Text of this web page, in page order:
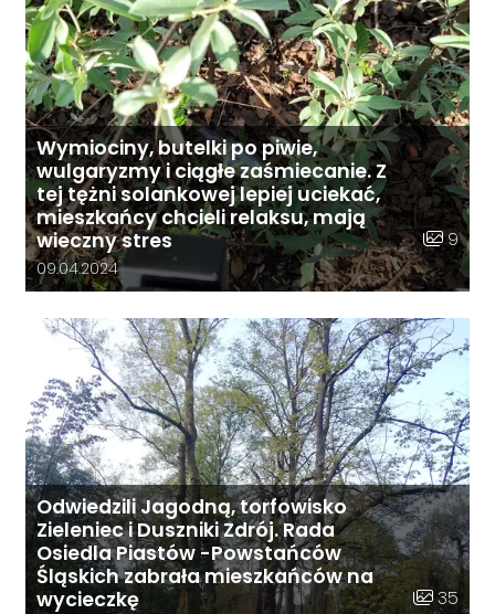
Wymiociny, butelki po piwie,
wulgaryzmy i ciągłe zaśmiecanie. Z
tej tężni solankowej lepiej uciekać,
mieszkańcy chcieli relaksu, mają
wieczny stres
Liczba
9
Data dodania galerii:
09.04.2024
Odwiedzili Jagodną, torfowisko
Zieleniec i Duszniki Zdrój. Rada
Osiedla Piastów -Powstańców
Śląskich zabrała mieszkańców na
wycieczkę
Liczba
35